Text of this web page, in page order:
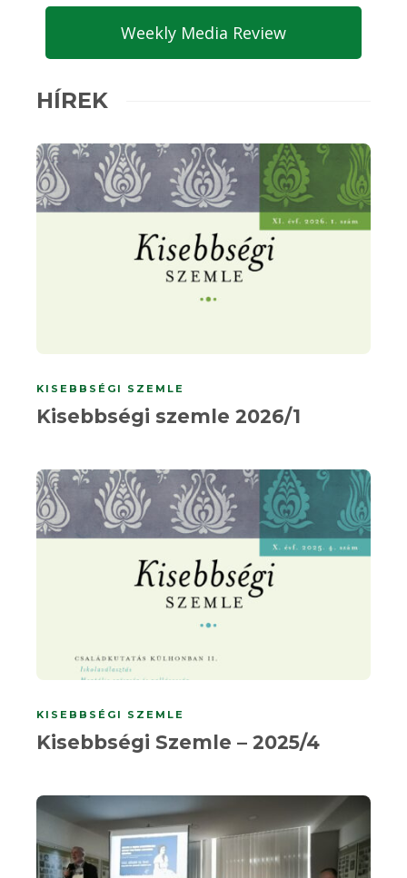
Weekly Media Review
HÍREK
KISEBBSÉGI SZEMLE
Kisebbségi szemle 2026/1
KISEBBSÉGI SZEMLE
Kisebbségi Szemle – 2025/4